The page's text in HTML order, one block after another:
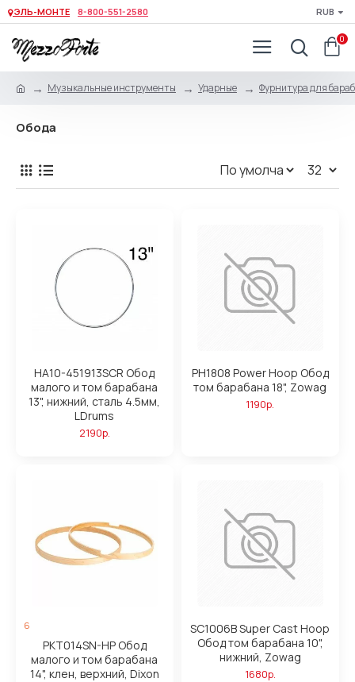
ЭЛЬ-МОНТЕ 8-800-551-2580 RUB
0
Музыкальные инструменты Ударные Фурнитура для
Обода
HA10-451913SCR Обод
малого и том барабана
13", нижний, сталь 4.5мм,
LDrums
2190р.
PH1808 Power Hoop Обод
том барабана 18", Zowag
1190р.
6
PKT014SN-HP Обод
малого и том барабана
14", клен, верхний, Dixon
SC1006B Super Cast Hoop
Обод том барабана 10",
нижний, Zowag
1680р.